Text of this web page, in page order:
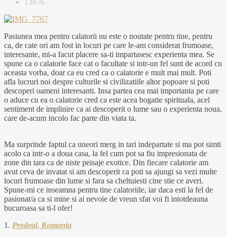
13876
Pasiunea mea pentru calatorii nu este o noutate pentru tine, pentru
ca, de cate ori am fost in locuri pe care le-am considerat frumoase,
interesante, mi-a facut placere sa-ti impartasesc experienta mea. Se
spune ca o calatorie face cat o facultate si intr-un fel sunt de acord cu
aceasta vorba, doar ca eu cred ca o calatorie e mult mai mult. Poti
afla lucruri noi despre culturile si civilizatiile altor popoare si poti
descoperi oameni interesanti. Insa partea cea mai importanta pe care
o aduce cu ea o calatorie cred ca este acea bogatie spirituala, acel
sentiment de implinire ca ai descoperit o lume sau o experienta noua,
care de-acum incolo fac parte din viata ta.
Ma surprinde faptul ca uneori merg in tari indepartate si ma pot simti
acolo ca intr-o a doua casa, la fel cum pot sa fiu impresionata de
zone din tara ca de niste peisaje exotice. Din fiecare calatorie am
avut ceva de invatat si am descoperit ca poti sa ajungi sa vezi multe
locuri frumoase din lume si fara sa cheltuiesti cine stie ce averi.
Spune-mi ce inseamna pentru tine calatoriile, iar daca esti la fel de
pasionat/a ca si mine si ai nevoie de vreun sfat voi fi intotdeauna
bucuroasa sa ti-l ofer!
1. Predeal, Romania